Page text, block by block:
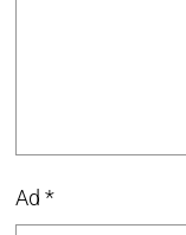
Ad *